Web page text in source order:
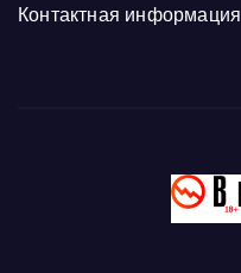
Контактная информация